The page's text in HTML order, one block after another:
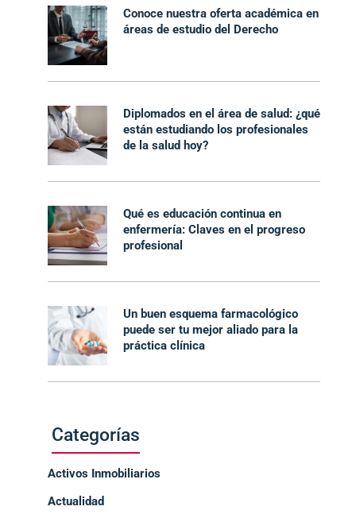
Conoce nuestra oferta académica en
áreas de estudio del Derecho
Diplomados en el área de salud: ¿qué
están estudiando los profesionales
de la salud hoy?
Qué es educación continua en
enfermería: Claves en el progreso
profesional
Un buen esquema farmacológico
puede ser tu mejor aliado para la
práctica clínica
Categorías
Activos Inmobiliarios
Actualidad